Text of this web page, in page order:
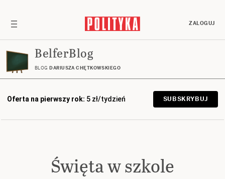
ZALOGUJ
BelferBlog
BLOG DARIUSZA CHĘTKOWSKIEGO
Oferta na pierwszy rok: 5 zł/tydzień SUBSKRYBUJ
Święta w szkole